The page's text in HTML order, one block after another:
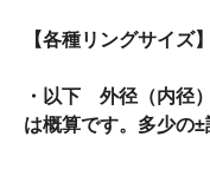
【各種リングサイズ】
・以下 外径（内
は概算です。多少の±